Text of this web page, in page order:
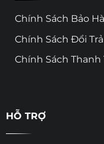
Chính Sách Bảo
Chính Sách Đổi
Chính Sách Thanh
HỖ TRỢ